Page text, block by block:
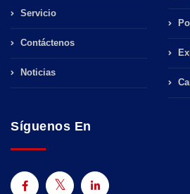
Servicio
Contáctenos
Noticias
Síguenos En